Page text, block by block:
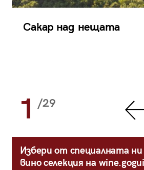
Сакар над нещата
1 /29
Избери от специалната ни
вино селекция на